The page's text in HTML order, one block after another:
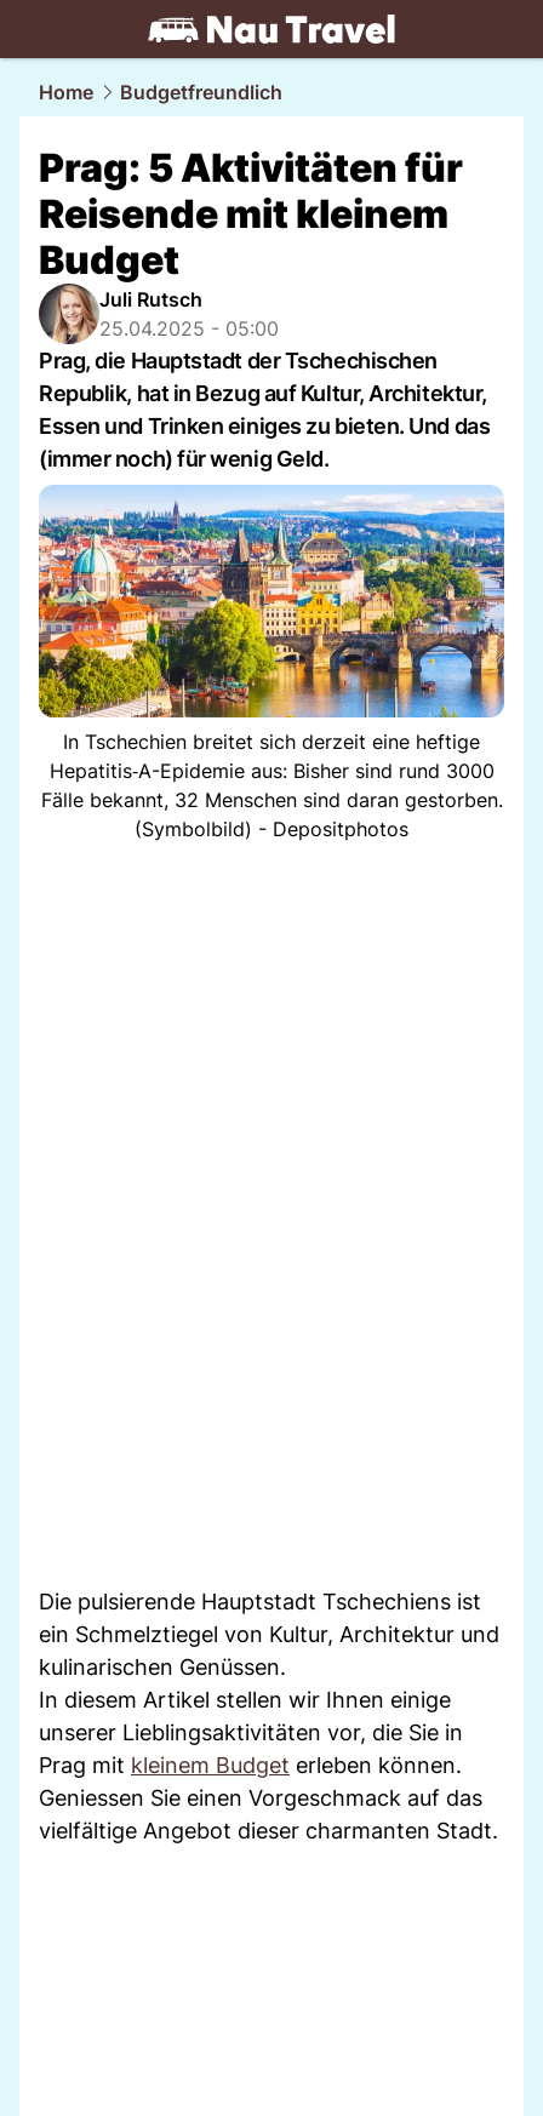
travel.NAU.ch
Home Budgetfreundlich
Prag: 5 Aktivitäten für
Reisende mit kleinem
Budget
Juli Rutsch
25.04.2025 - 05:00
Prag, die Hauptstadt der Tschechischen
Republik, hat in Bezug auf Kultur, Architektur,
Essen und Trinken einiges zu bieten. Und das
(immer noch) für wenig Geld.
In Tschechien breitet sich derzeit eine heftige
Hepatitis‑A-Epidemie aus: Bisher sind rund 3000
Fälle bekannt, 32 Menschen sind daran gestorben.
(Symbolbild) - Depositphotos
Die pulsierende Hauptstadt Tschechiens ist
ein Schmelztiegel von Kultur, Architektur und
kulinarischen Genüssen.
In diesem Artikel stellen wir Ihnen einige
unserer Lieblingsaktivitäten vor, die Sie in
Prag mit kleinem Budget erleben können.
Geniessen Sie einen Vorgeschmack auf das
vielfältige Angebot dieser charmanten Stadt.